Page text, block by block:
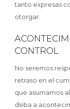
tanto expresas
otorgar.
CONTROL
No seremos
retraso en el
que asumamos
deba a